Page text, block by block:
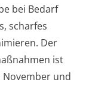
bei Bedarf
scharfes
Der
ist
November und